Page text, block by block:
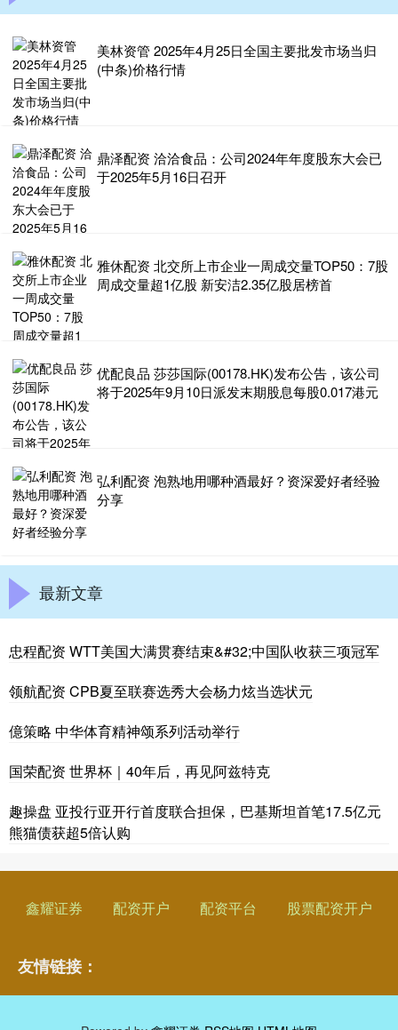
美林资管 2025年4月25日全国主要批发市场当归
(中条)价格行情
鼎泽配资 洽洽食品：公司2024年年度股东大会已
于2025年5月16日召开
雅休配资 北交所上市企业一周成交量TOP50：7股
周成交量超1亿股 新安洁2.35亿股居榜首
优配良品 莎莎国际(00178.HK)发布公告，该公司
将于2025年9月10日派发末期股息每股0.017港元
弘利配资 泡熟地用哪种酒最好？资深爱好者经验
分享
最新文章
忠程配资 WTT美国大满贯赛结束&#32;中国队收获三项冠军
领航配资 CPB夏至联赛选秀大会杨力炫当选状元
億策略 中华体育精神颂系列活动举行
国荣配资 世界杯｜40年后，再见阿兹特克
趣操盘 亚投行亚开行首度联合担保，巴基斯坦首笔17.5亿元
熊猫债获超5倍认购
鑫耀证券 配资开户 配资平台 股票配资开户
友情链接：